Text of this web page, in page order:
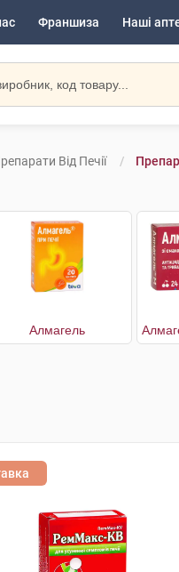
Франшиза Наші
Від Печії
Алмагель